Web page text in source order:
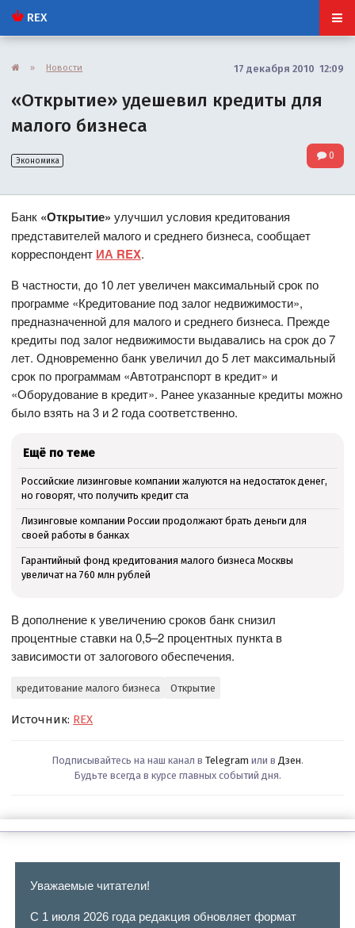
REX
» Новости 17 декабря 2010 12:09
«Открытие» удешевил кредиты для
малого бизнеса
Экономика 0
Банк «Открытие»улучшил условия кредитования
представителей малого и среднего бизнеса, сообщает
корреспондент ИА REX.
В частности, до 10 лет увеличен максимальный срок по
программе «Кредитование под залог недвижимости»,
предназначенной для малого и среднего бизнеса. Прежде
кредиты под залог недвижимости выдавались на срок до 7
лет. Одновременно банк увеличил до 5 лет максимальный
срок по программам «Автотранспорт в кредит» и
«Оборудование в кредит». Ранее указанные кредиты можно
было взять на 3 и 2 года соответственно.
Ещё по теме
Российские лизинговые компании жалуются на недостаток денег,
но говорят, что получить кредит ста
Лизинговые компании России продолжают брать деньги для
своей работы в банках
Гарантийный фонд кредитования малого бизнеса Москвы
увеличат на 760 млн рублей
В дополнение к увеличению сроков банк снизил
процентные ставки на 0,5–2 процентных пункта в
зависимости от залогового обеспечения.
кредитование малого бизнеса Открытие
Источник: REX
Подписывайтесь на наш канал в Telegram или в Дзен.
Будьте всегда в курсе главных событий дня.
Уважаемые читатели!
С 1 июля 2026 года редакция обновляет формат